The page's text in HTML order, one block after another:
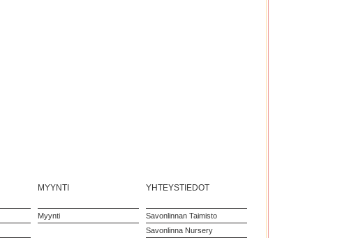
MYYNTI
Myynti
YHTEYSTIEDOT
Savonlinnan Taimisto
Savonlinna Nursery